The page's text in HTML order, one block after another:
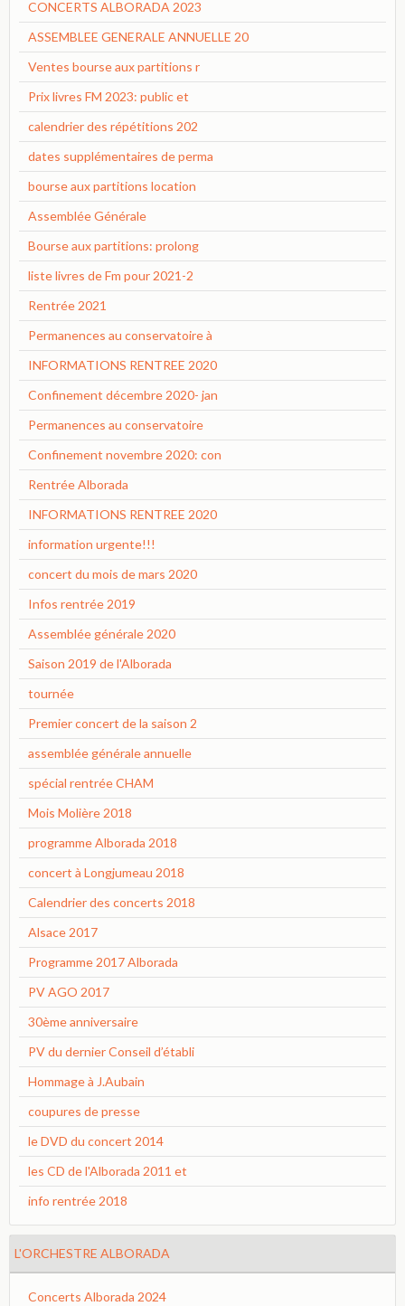
CONCERTS ALBORADA 2023
ASSEMBLEE GENERALE ANNUELLE 20
Ventes bourse aux partitions r
Prix livres FM 2023: public et
calendrier des répétitions 202
dates supplémentaires de perma
bourse aux partitions location
Assemblée Générale
Bourse aux partitions: prolong
liste livres de Fm pour 2021-2
Rentrée 2021
Permanences au conservatoire à
INFORMATIONS RENTREE 2020
Confinement décembre 2020- jan
Permanences au conservatoire
Confinement novembre 2020: con
Rentrée Alborada
INFORMATIONS RENTREE 2020
information urgente!!!
concert du mois de mars 2020
Infos rentrée 2019
Assemblée générale 2020
Saison 2019 de l'Alborada
tournée
Premier concert de la saison 2
assemblée générale annuelle
spécial rentrée CHAM
Mois Molière 2018
programme Alborada 2018
concert à Longjumeau 2018
Calendrier des concerts 2018
Alsace 2017
Programme 2017 Alborada
PV AGO 2017
30ème anniversaire
PV du dernier Conseil d’établi
Hommage à J.Aubain
coupures de presse
le DVD du concert 2014
les CD de l'Alborada 2011 et
info rentrée 2018
L'ORCHESTRE ALBORADA
Concerts Alborada 2024